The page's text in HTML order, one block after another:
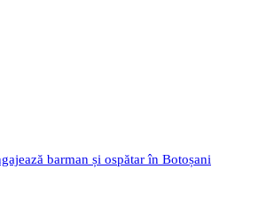
barman și ospătar în Botoșani